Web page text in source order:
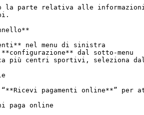
la parte relativa alle
nel menu di sinistra
dal sotto-menu
più centri sportivi, seleziona
pagamenti online**”
paga online